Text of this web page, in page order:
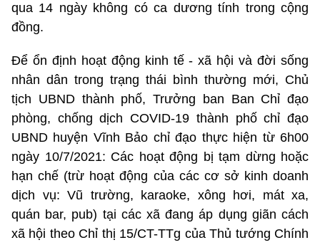
qua 14 ngày không có ca dương tính trong cộng
đồng.
Để ổn định hoạt động kinh tế - xã hội và đời sống
nhân dân trong trạng thái bình thường mới, Chủ
tịch UBND thành phố, Trưởng ban Ban Chỉ đạo
phòng, chống dịch COVID-19 thành phố chỉ đạo
UBND huyện Vĩnh Bảo chỉ đạo thực hiện từ 6h00
ngày 10/7/2021: Các hoạt động bị tạm dừng hoặc
hạn chế (trừ hoạt động của các cơ sở kinh doanh
dịch vụ: Vũ trường, karaoke, xông hơi, mát xa,
quán bar, pub) tại các xã đang áp dụng giãn cách
xã hội theo Chỉ thị 15/CT-TTg của Thủ tướng Chính